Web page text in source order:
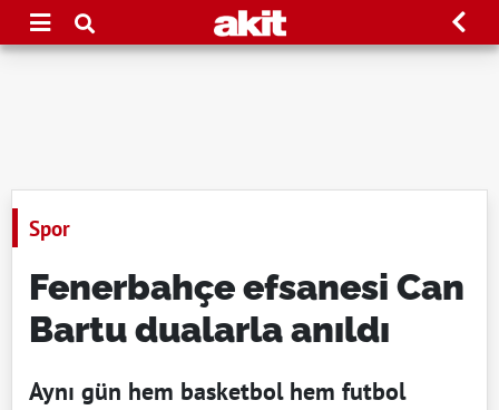
Spor
Fenerbahçe efsanesi Can
Bartu dualarla anıldı
Aynı gün hem basketbol hem futbol